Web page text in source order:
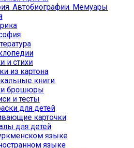
Автобиографии. Мемуары
и стихи
из картона
книги
брошюры
и тесты
для детей
карточки
для детей
языке
языке